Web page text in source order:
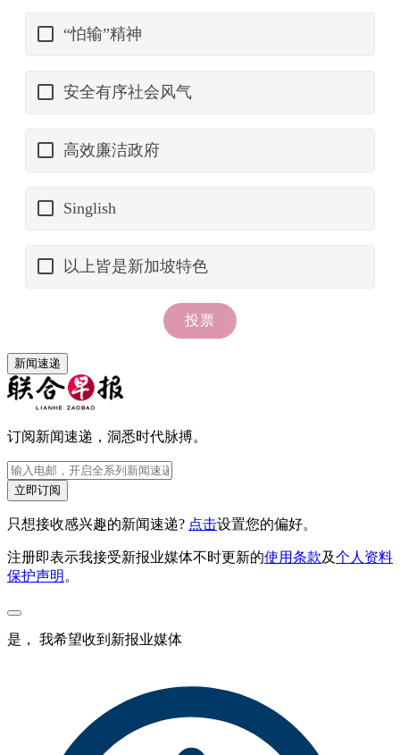
新闻速递
订阅新闻速递，洞悉时代脉搏。
立即订阅
只想接收感兴趣的新闻速递? 点击设置您的偏好。
注册即表示我接受新报业媒体不时更新的使用条款及个人资料
保护声明 。
是， 我希望收到新报业媒体